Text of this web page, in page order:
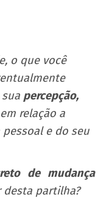
o que você
percepção,
relação a
e do seu
de mudança
partilha?